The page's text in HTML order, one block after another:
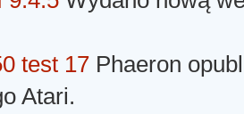
test 17 Phaeron
Atari.